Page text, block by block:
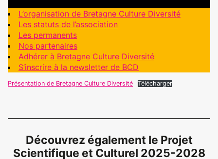
L’organisation de Bretagne Culture Diversité
Les statuts de l’association
Les permanents
Nos partenaires
Adhérer à Bretagne Culture Diversité
S’inscrire à la newsletter de BCD
Présentation de Bretagne Culture Diversité Télécharger
Découvrez également le Projet
Scientifique et Culturel 2025-2028